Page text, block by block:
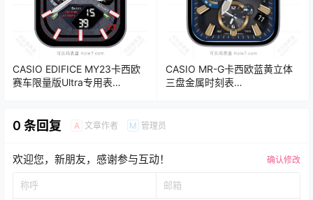
CASIO EDIFICE MY23卡西欧
赛车限量版Ultra专用表
CASIO MR-G卡西欧蓝黄立体
三盘金属时刻表
0 条回复 A 文章作者 M 管理员
欢迎您，新朋友，感谢参与互动！ 确认修改